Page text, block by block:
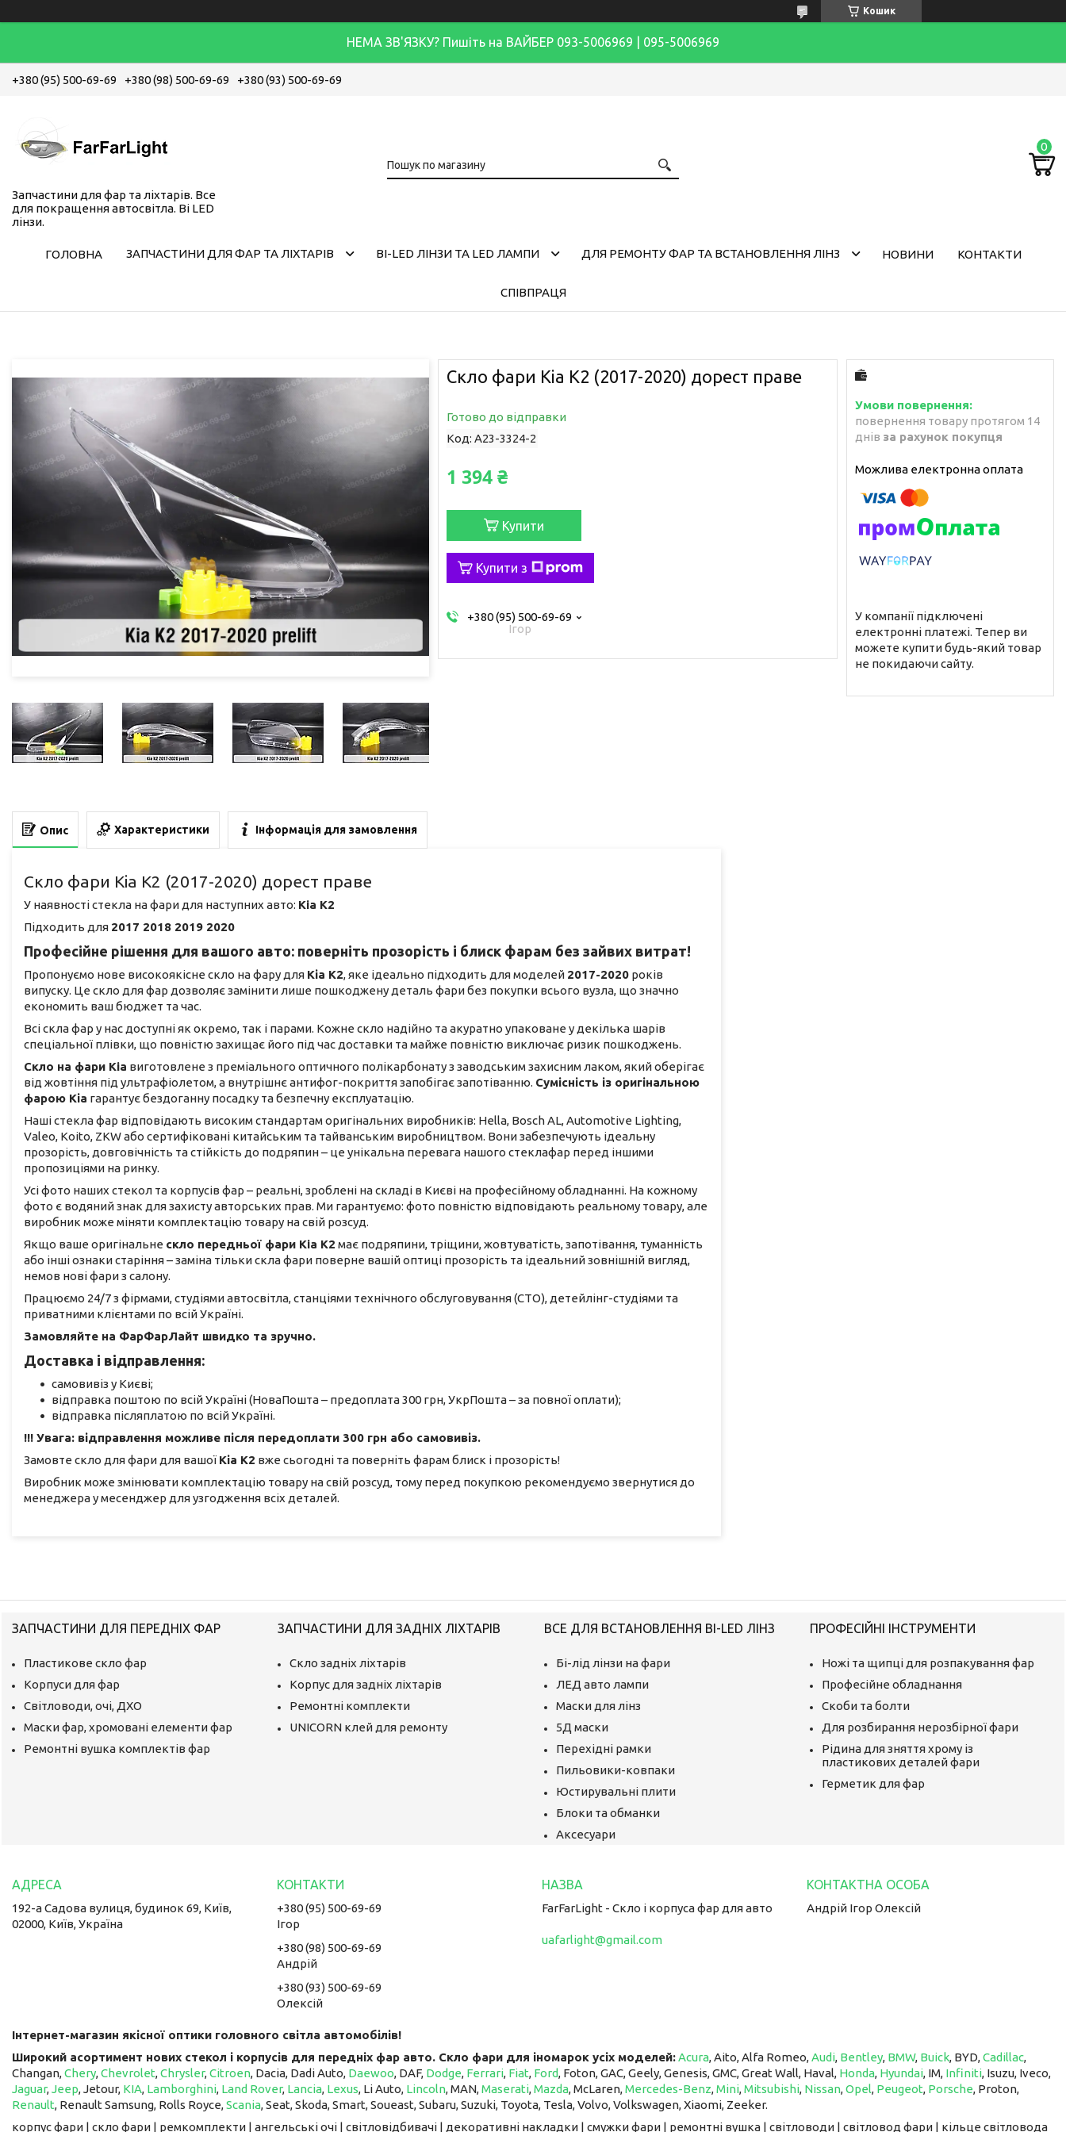
Кошик
НЕМА ЗВ'ЯЗКУ? Пишіть на ВАЙБЕР 093-5006969 | 095-5006969
+380 (95) 500-69-69 +380 (98) 500-69-69 +380 (93) 500-69-69
Запчастини для фар та ліхтарів. Все
для покращення автосвітла. Bi LED
лінзи.
ГОЛОВНА ЗАПЧАСТИНИ ДЛЯ ФАР ТА ЛІХТАРІВ BI-LED ЛІНЗИ ТА LED ЛАМПИ ДЛЯ РЕМОНТУ ФАР ТА ВСТАНОВЛЕННЯ ЛІНЗ НОВИНИ КОНТАКТИ
СПІВПРАЦЯ
Скло фари Kia K2 (2017-2020) дорест праве
Готово до відправки
Код: A23-3324-2
1 394 ₴
Купити
Купити з
+380 (95) 500-69-69
Ігор
повернення товару протягом 14
днів за рахунок покупця
У компанії підключені
електронні платежі. Тепер ви
можете купити будь-який товар
не покидаючи сайту.
Опис Характеристики Інформація для замовлення
Скло фари Kia K2 (2017-2020) дорест праве
У наявності стекла на фари для наступних авто: Kia K2
Підходить для 2017 2018 2019 2020
Професійне рішення для вашого авто: поверніть прозорість і блиск фарам без зайвих витрат!
Пропонуємо нове високоякісне скло на фару для Кіа К2, яке ідеально підходить для моделей 2017-2020 років
випуску. Це скло для фар дозволяє замінити лише пошкоджену деталь фари без покупки всього вузла, що значно
економить ваш бюджет та час.
Всі скла фар у нас доступні як окремо, так і парами. Кожне скло надійно та акуратно упаковане у декілька шарів
спеціальної плівки, що повністю захищає його під час доставки та майже повністю виключає ризик пошкоджень.
Скло на фари Kia виготовлене з преміального оптичного полікарбонату з заводським захисним лаком, який оберігає
від жовтіння під ультрафіолетом, а внутрішнє антифог-покриття запобігає запотіванню. Сумісність із оригінальною
фарою Кіа гарантує бездоганну посадку та безпечну експлуатацію.
Наші стекла фар відповідають високим стандартам оригінальних виробників: Hella, Bosch AL, Automotive Lighting,
Valeo, Koito, ZKW або сертифіковані китайським та тайванським виробництвом. Вони забезпечують ідеальну
прозорість, довговічність та стійкість до подряпин – це унікальна перевага нашого стеклафар перед іншими
пропозиціями на ринку.
Усі фото наших стекол та корпусів фар – реальні, зроблені на складі в Києві на професійному обладнанні. На кожному
фото є водяний знак для захисту авторських прав. Ми гарантуємо: фото повністю відповідають реальному товару, але
виробник може міняти комплектацію товару на свій розсуд.
Якщо ваше оригінальне скло передньої фари Kia K2 має подряпини, тріщини, жовтуватість, запотівання, туманність
або інші ознаки старіння – заміна тільки скла фари поверне вашій оптиці прозорість та ідеальний зовнішній вигляд,
немов нові фари з салону.
Працюємо 24/7 з фірмами, студіями автосвітла, станціями технічного обслуговування (СТО), детейлінг-студіями та
приватними клієнтами по всій Україні.
Замовляйте на ФарФарЛайт швидко та зручно.
Доставка і відправлення:
самовивіз у Києві;
відправка поштою по всій Україні (НоваПошта – предоплата 300 грн, УкрПошта – за повної оплати);
відправка післяплатою по всій Україні.
!!! Увага: відправлення можливе після передоплати 300 грн або самовивіз.
Замовте скло для фари для вашої Кіа К2 вже сьогодні та поверніть фарам блиск і прозорість!
Виробник може змінювати комплектацію товару на свій розсуд, тому перед покупкою рекомендуємо звернутися до
менеджера у месенджер для узгодження всіх деталей.
ЗАПЧАСТИНИ ДЛЯ ПЕРЕДНІХ ФАР
Пластикове скло фар
Корпуси для фар
Світловоди, очі, ДХО
Маски фар, хромовані елементи фар
Ремонтні вушка комплектів фар
ЗАПЧАСТИНИ ДЛЯ ЗАДНІХ ЛІХТАРІВ
Скло задніх ліхтарів
Корпус для задніх ліхтарів
Ремонтні комплекти
UNICORN клей для ремонту
ВСЕ ДЛЯ ВСТАНОВЛЕННЯ BI-LED ЛІНЗ
Бі-лід лінзи на фари
ЛЕД авто лампи
Маски для лінз
5Д маски
Перехідні рамки
Пильовики-ковпаки
Юстирувальні плити
Блоки та обманки
Аксесуари
ПРОФЕСІЙНІ ІНСТРУМЕНТИ
Ножі та щипці для розпакування фар
Професійне обладнання
Скоби та болти
Для розбирання нерозбірної фари
Рідина для зняття хрому із
пластикових деталей фари
Герметик для фар
192-а Садова вулиця, будинок 69, Київ,
02000, Київ, Україна
+380 (95) 500-69-69
Ігор
+380 (98) 500-69-69
Андрій
+380 (93) 500-69-69
Олексій
FarFarLight - Cкло і корпуса фар для авто
uafarlight@gmail.com
Андрій Ігор Олексій
Інтернет-магазин якісної оптики головного світла автомобілів!
Широкий асортимент нових стекол і корпусів для передніх фар авто. Скло фари для іномарок усіх моделей:Acura, Aito, Alfa Romeo,Audi, Bentley, BMW, Buick, BYD,Cadillac,
Changan,Chery,Chevrolet,Chrysler,Citroen, Dacia, Dadi Auto, Daewoo, DAF, Dodge, Ferrari, Fiat, Ford, Foton, GAC, Geely, Genesis, GMC, Great Wall, Haval, Honda, Hyundai, IM, ​​​​​​​ Infiniti, Isuzu, Iveco,
Jaguar,Jeep, Jetour, ​​​​​​​ KIA, Lamborghini, Land Rover, Lancia, Lexus, Li Auto, ​​​​​​​ Lincoln, MAN,Maserati,Mazda, McLaren, ​​​​​​​Mercedes-Benz,Mini,Mitsubishi, Nissan,Opel, Peugeot, Porsche, Proton, ​​​​​​​
Renault, Renault Samsung, Rolls Royce,Scania, Seat, Skoda, Smart, Soueast, Subaru, Suzuki, Toyota, Tesla, Volvo, Volkswagen, Xiaomi, Zeeker.
корпус фари | скло фари | ремкомплекти | ангельські очі | світловідбивачі | декоративні накладки | смужки фари | ремонтні вушка | світловоди | світловод фари | кільце світловода